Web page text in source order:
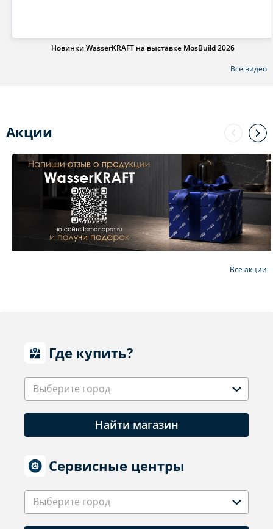
Новинки WasserKRAFT на выставке MosBuild 2026
Все видео
Акции
Все акции
Где купить?
Выберите город
Найти магазин
Сервисные центры
Выберите город